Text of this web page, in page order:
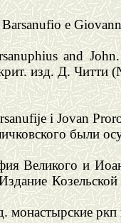
e
and
изд. Д. Читти
i Jovan
были
Великого и
монастырские